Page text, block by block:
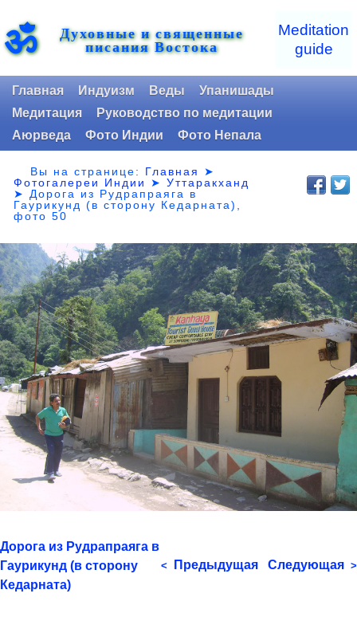
ॐ Духовные и священные
писания Востока
Meditation
guide
Главная Индуизм Веды
Упанишады
Медитация
Руководство по медитации
Аюрведа
Фото Индии Фото Непала
Вы на странице: Главная
➤
Фотогалереи Индии
➤Уттаракханд
➤ Дорога из Рудрапраяга в
Гаурикунд (в сторону Кедарната),
фото 50
Дорога из Рудрапраяга в
Гаурикунд (в сторону
Кедарната)
< Предыдущая Следующая >